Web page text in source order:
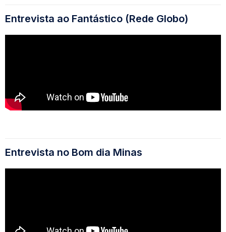
Entrevista ao Fantástico (Rede Globo)
Entrevista no Bom dia Minas